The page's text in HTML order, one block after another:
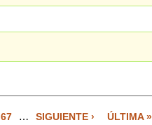
67 … SIGUIENTE › ÚLTIMA »